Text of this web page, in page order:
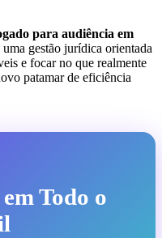
para audiência em
gestão jurídica orientada
e focar no que realmente
patamar de eficiência
Todo o